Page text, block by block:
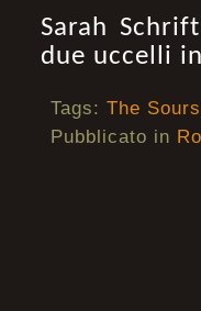
Sarah
due uccelli
Tags: The Sours
Pubblicato in